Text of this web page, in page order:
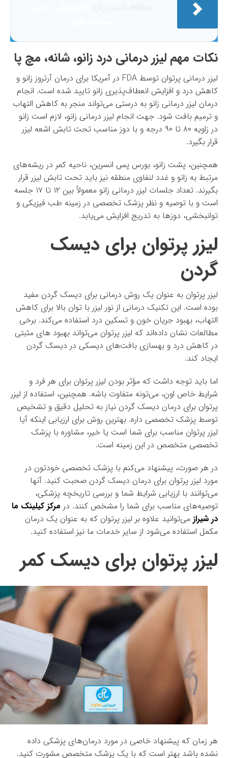
نکات مهم لیزر درمانی درد زانو، شانه، مچ پا
لیزر درمانی پرتوان توسط FDA در آمریکا برای درمان آرتروز زانو و
کاهش درد و افزایش انعطاف‌پذیری زانو تایید شده است. انجام
درمان لیزر درمانی زانو به درستی می‌تواند منجر به کاهش التهاب
و ترمیم بافت شود. جهت انجام لیزر درمانی زانو، لازم است زانو
در زاویه ۸۰ تا ۹۰ درجه و با دوز مناسب تحت تابش اشعه لیزر
قرار بگیرد.
همچنین، پشت زانو، بورس پس انسرین، ناحیه کمر در ریشه‌های
مرتبط به زانو و غدد لنفاوی منطقه نیز باید تحت تابش لیزر قرار
بگیرند. تعداد جلسات لیزر درمانی زانو معمولاً بین ۱۲ تا ۱۷ جلسه
است و با توصیه و نظر پزشک تخصصی در زمینه طب فیزیکی و
توانبخشی، دوزها به تدریج افزایش می‌یابد.
لیزر پرتوان برای دیسک
گردن
لیزر پرتوان به عنوان یک روش درمانی برای دیسک گردن مفید
بوده است. این تکنیک درمانی از نور لیزر با توان بالا برای کاهش
التهاب، بهبود جریان خون و تسکین درد استفاده می‌کند. برخی
مطالعات نشان داده‌اند که لیزر پرتوان می‌تواند بهبود های مثبتی
در کاهش درد و بهسازی بافت‌های دیسکی در دیسک گردن
ایجاد کند.
اما باید توجه داشت که مؤثر بودن لیزر پرتوان برای هر فرد و
شرایط خاص اون، می‌تونه متفاوت باشه. همچنین، استفاده از لیزر
پرتوان برای درمان دیسک گردن نیاز به تحلیل دقیق و تشخیص
توسط پزشک تخصصی داره. بهترین روش برای ارزیابی اینکه آیا
لیزر پرتوان مناسب برای شما است یا خیر، مشاوره با پزشک
تخصصی متخصص در این زمینه است.
در هر صورت، پیشنهاد می‌کنم با پزشک تخصصی خودتون در
مورد لیزر پرتوان برای درمان دیسک گردن صحبت کنید. آنها
می‌توانند با ارزیابی شرایط شما و بررسی تاریخچه پزشکی،
توصیه‌های مناسب برای شما را مشخص کنند. در مرکز کیلینک ما
در شیراز می‌توانید علاوه بر لیزر پرتوان که به عنوان یک درمان
مکمل استفاده می‌شود از سایر خدمات ما نیز استفاده کنید.
لیزر پرتوان برای دیسک کمر
هر زمان که پیشنهاد خاصی در مورد درمان‌های پزشکی داده
نشده باشد بهتر است که با یک پزشک متخصص مشورت کنید.